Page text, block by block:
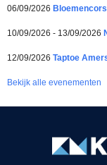
06/09/2026
10/09/2026 - 13/09/2026
12/09/2026 Taptoe
Bekijk alle evenementen